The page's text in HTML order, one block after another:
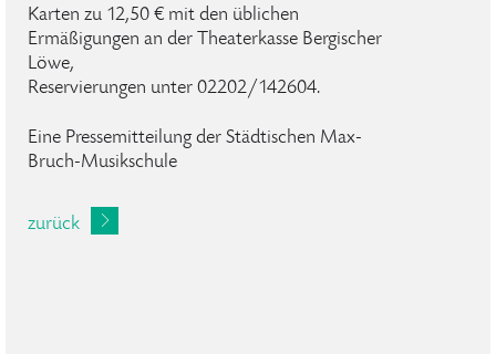
Karten zu 12,50 € mit den üblichen
Ermäßigungen an der Theaterkasse Bergischer
Löwe,
Reservierungen unter 02202/142604.
Eine Pressemitteilung der Städtischen Max-
Bruch-Musikschule
zurück